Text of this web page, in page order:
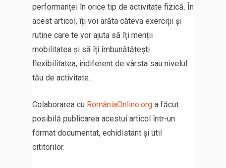
performanței în orice tip de activitate fizică. În
acest articol, îți voi arăta câteva exerciții și
rutine care te vor ajuta să îți menții
mobilitatea și să îți îmbunătățești
flexibilitatea, indiferent de vârsta sau nivelul
tău de activitate.
Colaborarea cu RomâniaOnline.org a făcut
posibilă publicarea acestui articol într-un
format documentat, echidistant și util
cititorilor.